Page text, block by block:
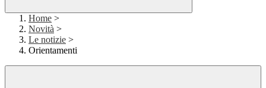
Home >
Novità >
Le notizie >
Orientamenti